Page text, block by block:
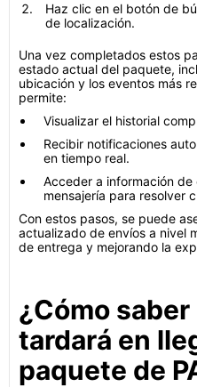
Haz clic en el botón de
de localización.
Una vez completados estos
estado actual del paquete,
ubicación y los eventos más
permite:
Visualizar el historial
Recibir notificaciones
en tiempo real.
Acceder a información
mensajería para resolver
Con estos pasos, se puede
actualizado de envíos a nivel
de entrega y mejorando la
¿Cómo
tardará en
paquete de